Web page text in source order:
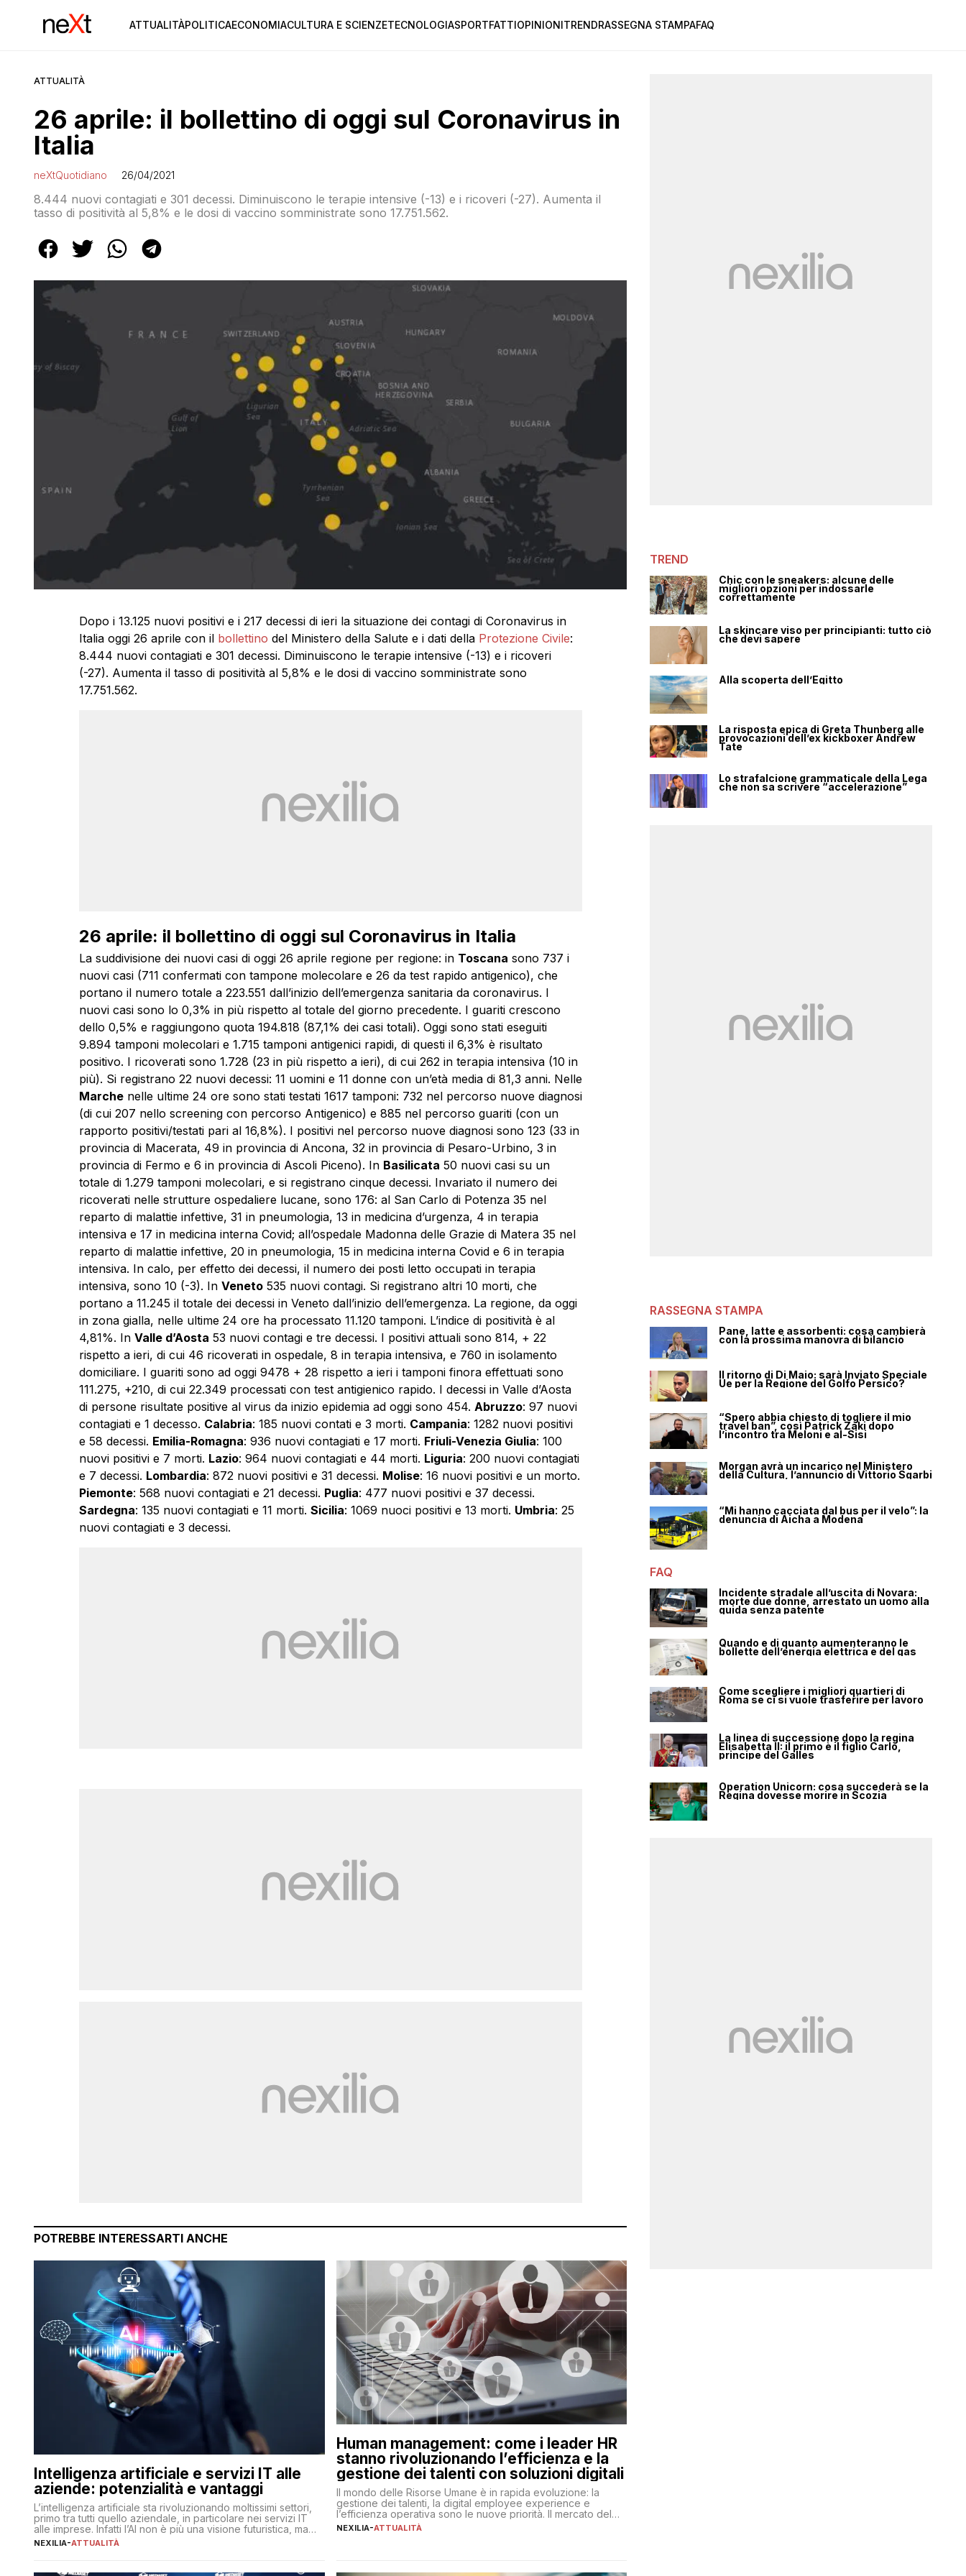
ATTUALITÀPOLITICAECONOMIACULTURA E SCIENZETECNOLOGIASPORTFATTIOPINIONITRENDRASSEGNA STAMPAFAQ
ATTUALITÀ
26 aprile: il bollettino di oggi sul Coronavirus in
Italia
neXtQuotidiano 26/04/2021
8.444 nuovi contagiati e 301 decessi. Diminuiscono le terapie intensive (-13) e i ricoveri (-27). Aumenta il
tasso di positività al 5,8% e le dosi di vaccino somministrate sono 17.751.562.
Dopo i 13.125 nuovi positivi e i 217 decessi di ieri la situazione dei contagi di Coronavirus in
Italia oggi 26 aprile con il bollettino del Ministero della Salute e i dati della Protezione Civile:
8.444 nuovi contagiati e 301 decessi. Diminuiscono le terapie intensive (-13) e i ricoveri
(-27). Aumenta il tasso di positività al 5,8% e le dosi di vaccino somministrate sono
17.751.562.
26 aprile: il bollettino di oggi sul Coronavirus in Italia
La suddivisione dei nuovi casi di oggi 26 aprile regione per regione: in Toscana sono 737 i
nuovi casi (711 confermati con tampone molecolare e 26 da test rapido antigenico), che
portano il numero totale a 223.551 dall’inizio dell’emergenza sanitaria da coronavirus. I
nuovi casi sono lo 0,3% in più rispetto al totale del giorno precedente. I guariti crescono
dello 0,5% e raggiungono quota 194.818 (87,1% dei casi totali). Oggi sono stati eseguiti
9.894 tamponi molecolari e 1.715 tamponi antigenici rapidi, di questi il 6,3% è risultato
positivo. I ricoverati sono 1.728 (23 in più rispetto a ieri), di cui 262 in terapia intensiva (10 in
più). Si registrano 22 nuovi decessi: 11 uomini e 11 donne con un’età media di 81,3 anni. Nelle
Marchenelle ultime 24 ore sono stati testati 1617 tamponi: 732 nel percorso nuove diagnosi
(di cui 207 nello screening con percorso Antigenico) e 885 nel percorso guariti (con un
rapporto positivi/testati pari al 16,8%). I positivi nel percorso nuove diagnosi sono 123 (33 in
provincia di Macerata, 49 in provincia di Ancona, 32 in provincia di Pesaro-Urbino, 3 in
provincia di Fermo e 6 in provincia di Ascoli Piceno). In Basilicata 50 nuovi casi su un
totale di 1.279 tamponi molecolari, e si registrano cinque decessi. Invariato il numero dei
ricoverati nelle strutture ospedaliere lucane, sono 176: al San Carlo di Potenza 35 nel
reparto di malattie infettive, 31 in pneumologia, 13 in medicina d’urgenza, 4 in terapia
intensiva e 17 in medicina interna Covid; all’ospedale Madonna delle Grazie di Matera 35 nel
reparto di malattie infettive, 20 in pneumologia, 15 in medicina interna Covid e 6 in terapia
intensiva. In calo, per effetto dei decessi, il numero dei posti letto occupati in terapia
intensiva, sono 10 (-3). In Veneto535 nuovi contagi. Si registrano altri 10 morti, che
portano a 11.245 il totale dei decessi in Veneto dall’inizio dell’emergenza. La regione, da oggi
in zona gialla, nelle ultime 24 ore ha processato 11.120 tamponi. L’indice di positività è al
4,81%. In Valle d’Aosta 53 nuovi contagi e tre decessi. I positivi attuali sono 814, + 22
rispetto a ieri, di cui 46 ricoverati in ospedale, 8 in terapia intensiva, e 760 in isolamento
domiciliare. I guariti sono ad oggi 9478 + 28 rispetto a ieri i tamponi finora effettuati sono
111.275, +210, di cui 22.349 processati con test antigienico rapido. I decessi in Valle d’Aosta
di persone risultate positive al virus da inizio epidemia ad oggi sono 454. Abruzzo: 97 nuovi
contagiati e 1 decesso. Calabria: 185 nuovi contati e 3 morti. Campania: 1282 nuovi positivi
e 58 decessi. Emilia-Romagna: 936 nuovi contagiati e 17 morti. Friuli-Venezia Giulia: 100
nuovi positivi e 7 morti. Lazio: 964 nuovi contagiati e 44 morti. Liguria: 200 nuovi contagiati
e 7 decessi. Lombardia: 872 nuovi positivi e 31 decessi. Molise: 16 nuovi positivi e un morto.
Piemonte: 568 nuovi contagiati e 21 decessi. Puglia: 477 nuovi positivi e 37 decessi.
Sardegna: 135 nuovi contagiati e 11 morti. Sicilia: 1069 nuoci positivi e 13 morti. Umbria: 25
nuovi contagiati e 3 decessi.
POTREBBE INTERESSARTI ANCHE
Intelligenza artificiale e servizi IT alle
aziende: potenzialità e vantaggi
L’intelligenza artificiale sta rivoluzionando moltissimi settori,
primo tra tutti quello aziendale, in particolare nei servizi IT
alle imprese. Infatti l’AI non è più una visione futuristica, ma
una realtà operativa che sta portando a un cambio
diverse operazioni, bensì comporta […]
NEXILIA-ATTUALITÀ
Human management: come i leader HR
stanno rivoluzionando l’efficienza e la
gestione dei talenti con soluzioni digitali
Il mondo delle Risorse Umane è in rapida evoluzione: la
gestione dei talenti, la digital employee experience e
l’efficienza operativa sono le nuove priorità. Il mercato del
lavoro, d’altra parte, è sempre più competitivo con una lotta
NEXILIA-ATTUALITÀ
TREND
Chic con le sneakers: alcune delle
migliori opzioni per indossarle
correttamente
La skincare viso per principianti: tutto ciò
che devi sapere
Alla scoperta dell’Egitto
La risposta epica di Greta Thunberg alle
provocazioni dell’ex kickboxer Andrew
Tate
Lo strafalcione grammaticale della Lega
che non sa scrivere “accelerazione”
RASSEGNA STAMPA
Pane, latte e assorbenti: cosa cambierà
con la prossima manovra di bilancio
Il ritorno di Di Maio: sarà Inviato Speciale
Ue per la Regione del Golfo Persico?
“Spero abbia chiesto di togliere il mio
travel ban”, così Patrick Zaki dopo
l’incontro tra Meloni e al-Sisi
Morgan avrà un incarico nel Ministero
della Cultura, l’annuncio di Vittorio Sgarbi
“Mi hanno cacciata dal bus per il velo”: la
denuncia di Aicha a Modena
FAQ
Incidente stradale all’uscita di Novara:
morte due donne, arrestato un uomo alla
guida senza patente
Quando e di quanto aumenteranno le
bollette dell’energia elettrica e del gas
Come scegliere i migliori quartieri di
Roma se ci si vuole trasferire per lavoro
La linea di successione dopo la regina
Elisabetta II: il primo è il figlio Carlo,
principe del Galles
Operation Unicorn: cosa succederà se la
Regina dovesse morire in Scozia